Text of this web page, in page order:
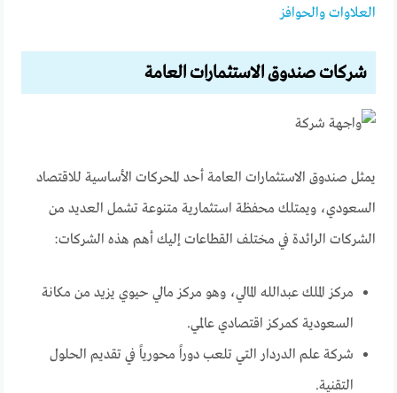
العلاوات والحوافز
شركات صندوق الاستثمارات العامة
يمثل صندوق الاستثمارات العامة أحد المحركات الأساسية للاقتصاد
السعودي، ويمتلك محفظة استثمارية متنوعة تشمل العديد من
الشركات الرائدة في مختلف القطاعات إليك أهم هذه الشركات:
مركز الملك عبدالله المالي، وهو مركز مالي حيوي يزيد من مكانة
السعودية كمركز اقتصادي عالمي.
شركة علم الدردار التي تلعب دوراً محورياً في تقديم الحلول
التقنية.